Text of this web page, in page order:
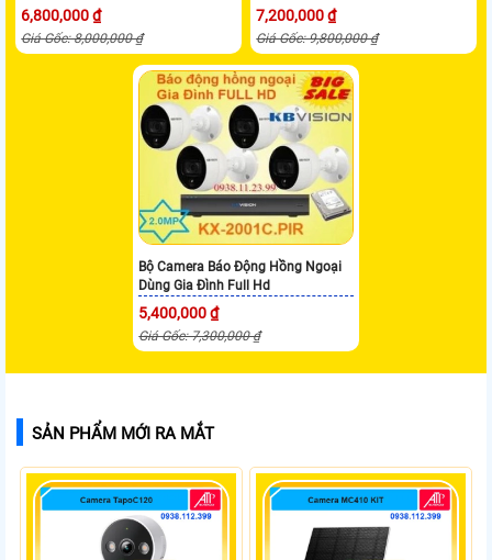
6,800,000 ₫
Giá Gốc: 8,000,000 ₫
7,200,000 ₫
Giá Gốc: 9,800,000 ₫
Bộ Camera Báo Động Hồng Ngoại
Dùng Gia Đình Full Hd
5,400,000 ₫
Giá Gốc: 7,300,000 ₫
SẢN PHẨM MỚI RA MẮT